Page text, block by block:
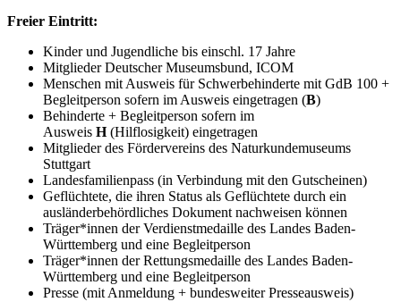
Freier Eintritt:
Kinder und Jugendliche bis einschl. 17 Jahre
Mitglieder Deutscher Museumsbund, ICOM
Menschen mit Ausweis für Schwerbehinderte mit GdB 100 +
Begleitperson sofern im Ausweis eingetragen (B)
Behinderte + Begleitperson sofern im
Ausweis H(Hilflosigkeit) eingetragen
Mitglieder des Fördervereins des Naturkundemuseums
Stuttgart
Landesfamilienpass (in Verbindung mit den Gutscheinen)
Geflüchtete, die ihren Status als Geflüchtete durch ein
ausländerbehördliches Dokument nachweisen können
Träger*innen der Verdienstmedaille des Landes Baden-
Württemberg und eine Begleitperson
Träger*innen der Rettungsmedaille des Landes Baden-
Württemberg und eine Begleitperson
Presse (mit Anmeldung + bundesweiter Presseausweis)